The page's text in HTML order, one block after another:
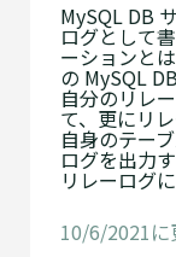
MySQL DB
ログとして
ーションと
の MySQL
自分のリレ
て、更にリ
自身のテー
ログを出力
リレーログ
10/6/2021に